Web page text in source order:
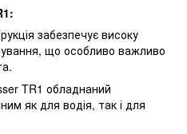
забезпечує високу
що особливо важливо
TR1 обладнаний
як для водія, так і для